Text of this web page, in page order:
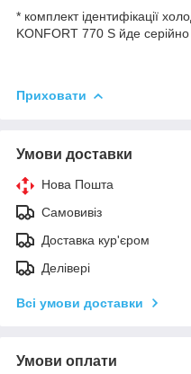
* комплект ідентифікації
KONFORT 770 S йде серійно
Приховати
Умови доставки
Нова Пошта
Самовивіз
Доставка кур'єром
Делівері
Всі умови доставки
Умови оплати